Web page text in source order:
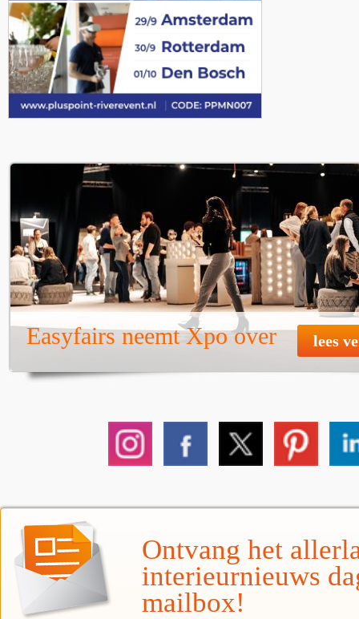
Easyfairs neemt Xpo over lees
Ontvang het
interieurnieuws
mailbox!